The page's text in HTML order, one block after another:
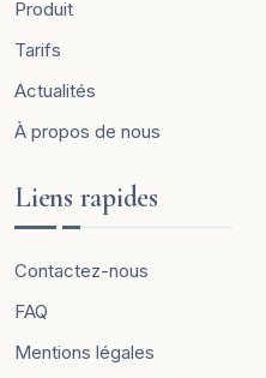
Produit
Tarifs
Actualités
À propos de nous
Liens rapides
Contactez-nous
FAQ
Mentions légales